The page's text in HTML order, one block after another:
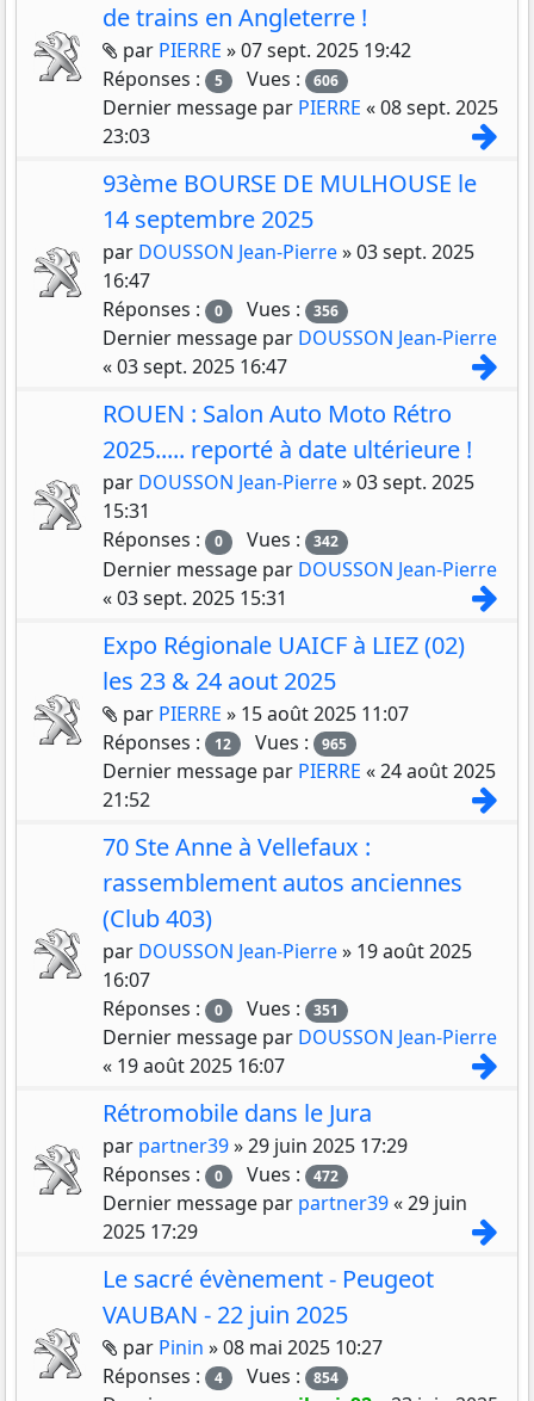
de trains en Angleterre !
Pièces jointes
par PIERRE »07 sept. 2025 19:42
Réponses :
5 Vues : 606
Dernier message par PIERRE «08 sept. 2025
23:03
93ème BOURSE DE MULHOUSE le
14 septembre 2025
par DOUSSON Jean-Pierre»03 sept. 2025
16:47
Réponses :
0 Vues : 356
Dernier message par DOUSSON Jean-Pierre
«03 sept. 2025 16:47
ROUEN : Salon Auto Moto Rétro
2025..... reporté à date ultérieure !
par DOUSSON Jean-Pierre»03 sept. 2025
15:31
Réponses :
0 Vues : 342
Dernier message par DOUSSON Jean-Pierre
«03 sept. 2025 15:31
Expo Régionale UAICF à LIEZ (02)
les 23 & 24 aout 2025
Pièces jointes
par PIERRE » 15 août 2025 11:07
Réponses :
12 Vues : 965
Dernier message par PIERRE «24 août 2025
21:52
70 Ste Anne à Vellefaux :
rassemblement autos anciennes
(Club 403)
par DOUSSON Jean-Pierre» 19 août 2025
16:07
Réponses :
0 Vues : 351
Dernier message par DOUSSON Jean-Pierre
« 19 août 2025 16:07
Rétromobile dans le Jura
par partner39»29 juin 2025 17:29
Réponses :
0 Vues : 472
Dernier message par partner39«29 juin
2025 17:29
Le sacré évènement - Peugeot
VAUBAN - 22 juin 2025
Pièces jointes
par Pinin »08 mai 2025 10:27
Réponses :
4 Vues : 854